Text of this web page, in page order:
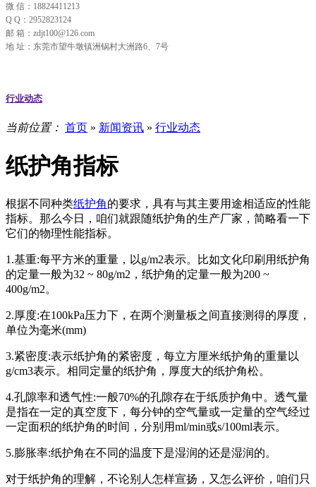
微 信：18824411213
Q Q：2952823124
邮 箱：zdjt100@126.com
地 址：东莞市望牛墩镇洲锅村大洲路6、7号
行业动态
当前位置： 首页 » 新闻资讯 » 行业动态
纸护角指标
根据不同种类纸护角的要求，具有与其主要用途相适应的性能
指标。那么今日，咱们就跟随纸护角的生产厂家，简略看一下
它们的物理性能指标。
1.基重:每平方米的重量，以g/m2表示。比如文化印刷用纸护角
的定量一般为32 ~ 80g/m2，纸护角的定量一般为200 ~
400g/m2。
2.厚度:在100kPa压力下，在两个测量板之间直接测得的厚度，
单位为毫米(mm)
3.紧密度:表示纸护角的紧密度，每立方厘米纸护角的重量以
g/cm3表示。相同定量的纸护角，厚度大的纸护角松。
4.孔隙率和透气性:一般70%的孔隙存在于纸质护角中。透气量
是指在一定的真空度下，每分钟的空气量或一定量的空气经过
一定面积的纸护角的时间，分别用ml/min或s/100ml表示。
5.膨胀率:纸护角在不同的温度下是湿润的还是湿润的。
对于纸护角的理解，不论别人怎样宣扬，又怎么评价，咱们只